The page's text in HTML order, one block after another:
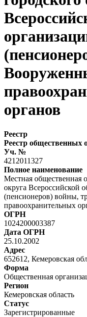
органов
Реестр
Реестр общественных
Уч. №
4212011327
Полное наименование
Местная общественная
округа Всероссийской
(пенсионеров) войны,
правоохранительных
ОГРН
1024200003387
Дата ОГРН
25.10.2002
Адрес
652612, Кемеровская
Форма
Общественная
Регион
Кемеровская область
Статус
Зарегистрированные